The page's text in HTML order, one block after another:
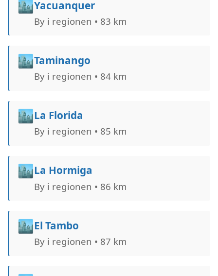
🏙️Yacuanquer
By i regionen • 83 km
🏙️Taminango
By i regionen • 84 km
🏙️La Florida
By i regionen • 85 km
🏙️La Hormiga
By i regionen • 86 km
🏙️El Tambo
By i regionen • 87 km